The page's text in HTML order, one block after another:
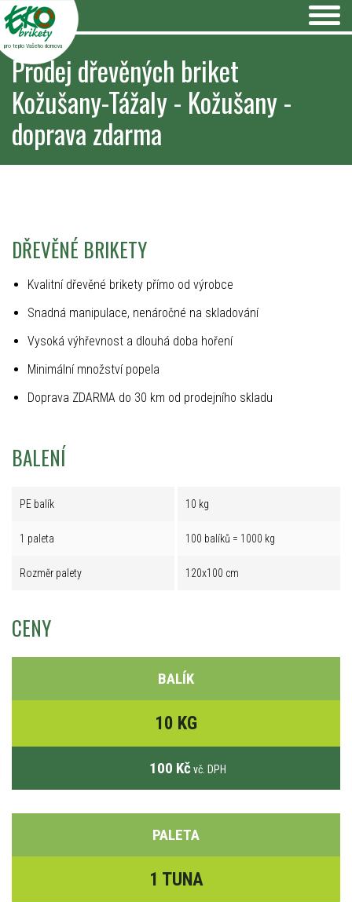
pro teplo Vašeho domova
Prodej dřevěných briket
Kožušany-Tážaly - Kožušany -
doprava zdarma
DŘEVĚNÉ BRIKETY
Kvalitní dřevěné brikety přímo od výrobce
Snadná manipulace, nenáročné na skladování
Vysoká výhřevnost a dlouhá doba hoření
Minimální množství popela
Doprava ZDARMA do 30 km od prodejního skladu
BALENÍ
PE balík 10 kg
1 paleta 100 balíků = 1000 kg
Rozměr palety 120x100 cm
CENY
BALÍK
10 KG
100 Kč vč. DPH
PALETA
1 TUNA